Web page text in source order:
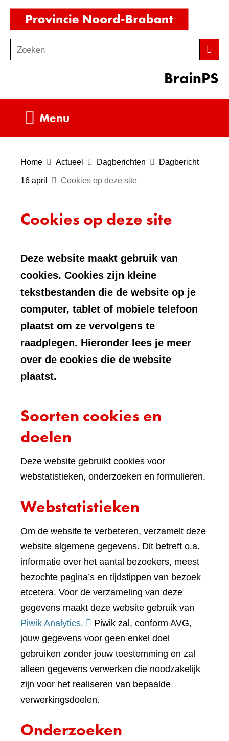
Ga
de
inhoud
o
Zoeken
BrainPS
Menu
Home Actueel Dagberichten Dagbericht
16 april Cookies op deze site
Cookies op deze site
Deze website maakt gebruik van
cookies. Cookies zijn kleine
tekstbestanden die de website op je
computer, tablet of mobiele telefoon
plaatst om ze vervolgens te
raadplegen. Hieronder lees je meer
over de cookies die de website
plaatst.
Soorten cookies en
doelen
Deze website gebruikt cookies voor
webstatistieken, onderzoeken en formulieren.
Webstatistieken
Om de website te verbeteren, verzamelt deze
website algemene gegevens. Dit betreft o.a.
informatie over het aantal bezoekers, meest
bezochte pagina’s en tijdstippen van bezoek
etcetera. Voor de verzameling van deze
gegevens maakt deze website gebruik van
Piwik Analytics. (verwijst
naar
een
andere
website)
Piwik zal, conform AVG,
jouw gegevens voor geen enkel doel
gebruiken zonder jouw toestemming en zal
alleen gegevens verwerken die noodzakelijk
zijn voor het realiseren van bepaalde
verwerkingsdoelen.
Onderzoeken